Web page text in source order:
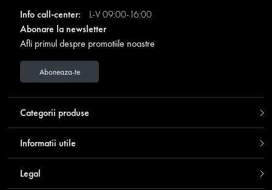
Info call-center:
L-V 09:00-16:00
Abonare la newsletter
Afli primul despre promotiile noastre
Aboneaza-te
Categorii produse
Informatii utile
Legal